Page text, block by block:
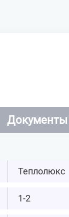
Документы
Теплолюкс
1-2